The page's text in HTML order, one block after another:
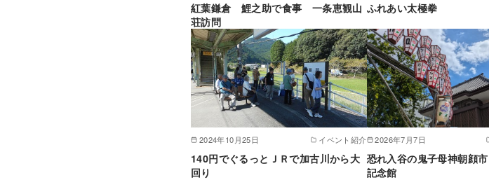
紅葉鎌倉 鯉之助で食事 一条恵観山
荘訪問
ふれあい太極拳
2024年10月25日 イベント紹介
140円でぐるっとＪＲで加古川から大
回り
2026年7月7日
恐れ入谷の鬼子母神朝顔
記念館